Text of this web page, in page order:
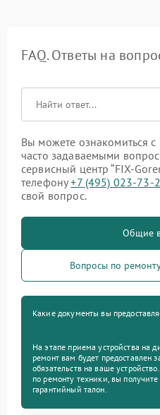
FAQ. Ответы на
Вы можете ознакомиться
часто задаваемыми
сервисный центр “FIX-
телефону+7 (495) 023-73-
свой вопрос.
Общие
Вопросы по
Какие документы вы
На этапе приема устройства на
ремонт вам будет предоставлен
обязательств на ваше
по ремонту техники, вы
гарантийный талон.